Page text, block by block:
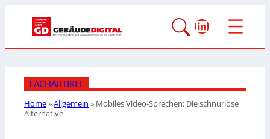
LinkedIn
FACHARTIKEL
Home»Allgemein » Mobiles Video-Sprechen: Die schnurlose
Alternative